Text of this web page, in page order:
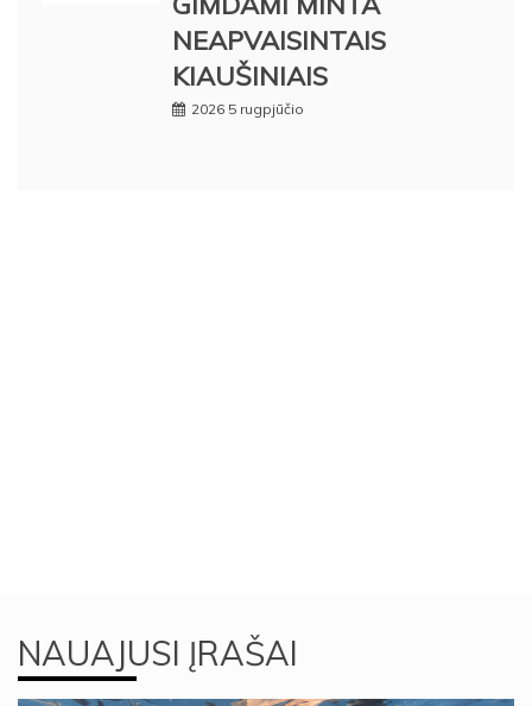
NEAPVAISINTAIS
KIAUŠINIAIS
2026 5 rugpjūčio
NAUAJUSI ĮRAŠAI